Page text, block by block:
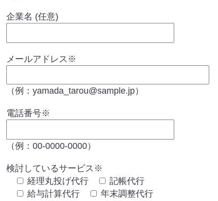
企業名 (任意)
メールアドレス ※
（例：yamada_tarou@sample.jp）
電話番号※
（例：00-0000-0000）
検討しているサービス ※
経理丸投げ代行
記帳代行
給与計算代行
年末調整代行